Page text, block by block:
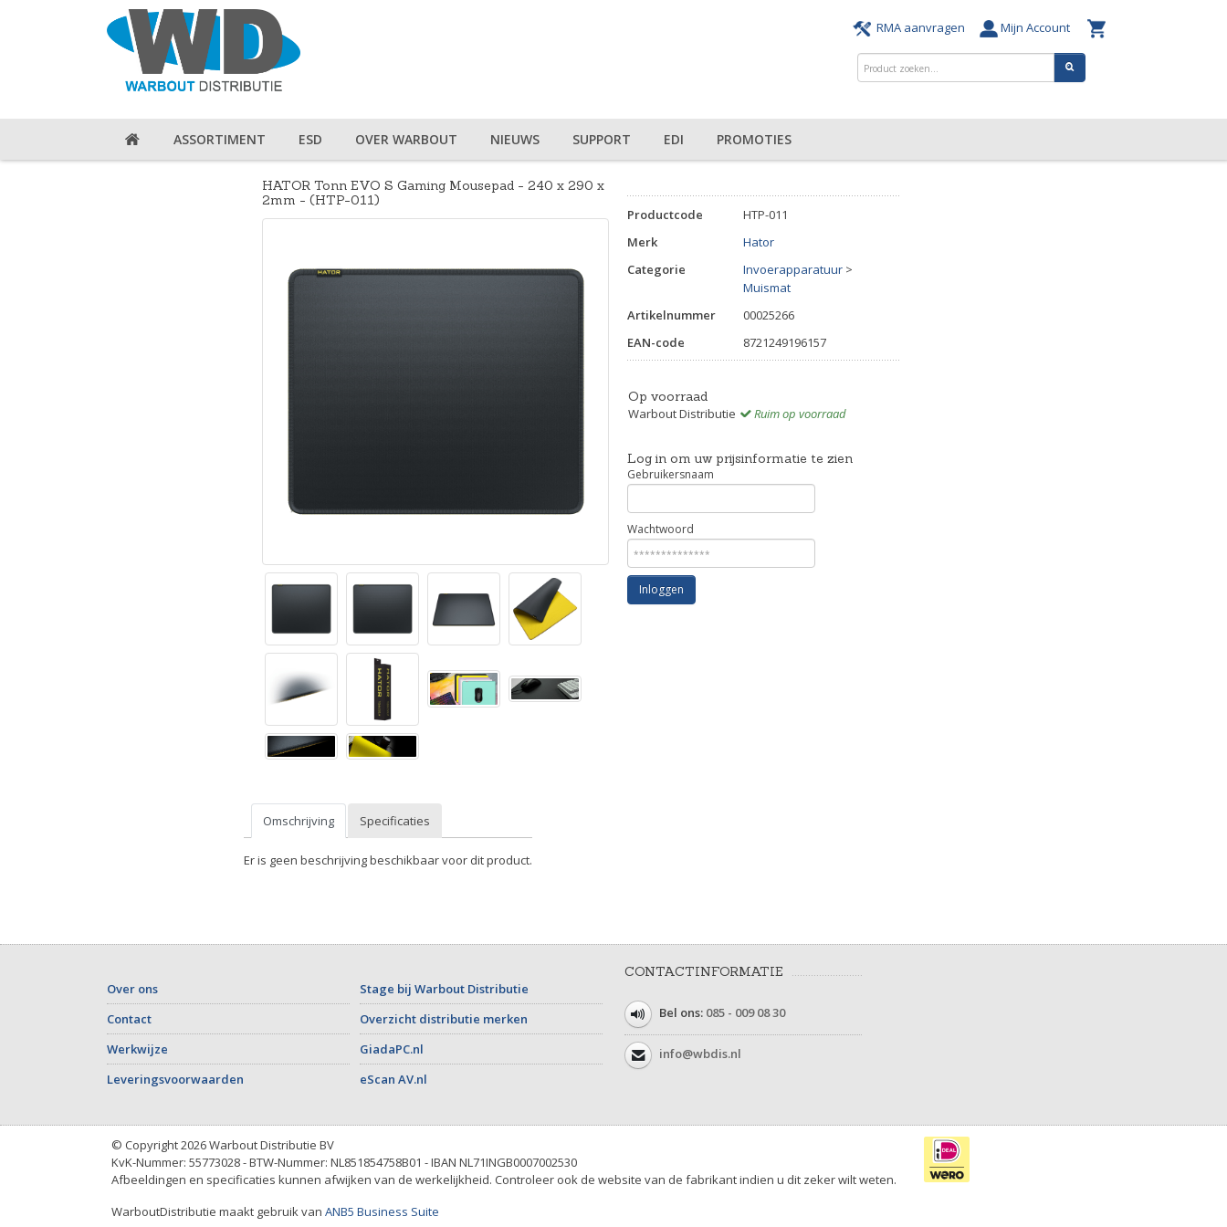
RMA aanvragen Mijn Account
ASSORTIMENT ESD OVER WARBOUT NIEUWS SUPPORT EDI PROMOTIES
HATOR Tonn EVO S Gaming Mousepad - 240 x 290 x
2mm - (HTP-011)
Productcode
HTP-011
Merk
Hator
Categorie
Invoerapparatuur >
Muismat
Artikelnummer
00025266
EAN-code
8721249196157
Op voorraad
Warbout Distributie
Ruim op voorraad
Log in om uw prijsinformatie te zien
Gebruikersnaam
Wachtwoord
Inloggen
Omschrijving Specificaties
Er is geen beschrijving beschikbaar voor dit product.
Over ons
Contact
Werkwijze
Leveringsvoorwaarden
Stage bij Warbout Distributie
Overzicht distributie merken
GiadaPC.nl
eScan AV.nl
CONTACTINFORMATIE
Bel ons: 085 - 009 08 30
info@wbdis.nl
© Copyright 2026 Warbout Distributie BV
KvK-Nummer: 55773028 - BTW-Nummer: NL851854758B01 - IBAN NL71INGB0007002530
Afbeeldingen en specificaties kunnen afwijken van de werkelijkheid. Controleer ook de website van de fabrikant indien u dit zeker wilt weten.
WarboutDistributie maakt gebruik van ANB5 Business Suite